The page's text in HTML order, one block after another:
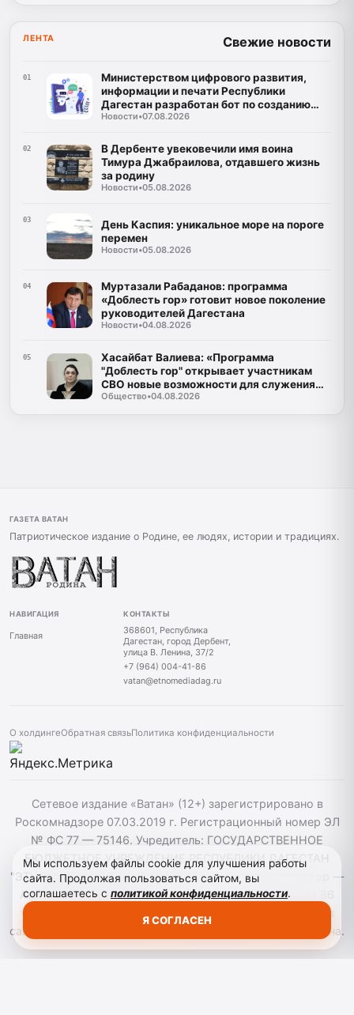
ЛЕНТА Свежие новости
01
Министерством цифрового развития,
информации и печати Республики
Дагестан разработан бот по созданию
корпусов национальных языков народов
Новости•07.08.2026
02
В Дербенте увековечили имя воина
Тимура Джабраилова, отдавшего жизнь
за родину
Новости•05.08.2026
03
День Каспия: уникальное море на пороге
перемен
Новости•05.08.2026
04
Муртазали Рабаданов: программа
«Доблесть гор» готовит новое поколение
руководителей Дагестана
Новости•04.08.2026
05
Хасайбат Валиева: «Программа
"Доблесть гор" открывает участникам
СВО новые возможности для служения
Дагестану»
Общество•04.08.2026
ГАЗЕТА ВАТАН
Патриотическое издание о Родине, ее людях, истории и традициях.
НАВИГАЦИЯ
Главная
КОНТАКТЫ
368601, Республика
Дагестан, город Дербент,
улица В. Ленина, 37/2
+7 (964) 004-41-86
vatan@etnomediadag.ru
О холдингеОбратная связьПолитика конфиденциальности
Сетевое издание «Ватан» (12+) зарегистрировано в
Роскомнадзоре 07.03.2019 г. Регистрационный номер ЭЛ
№ ФС 77 — 75146. Учредитель: ГОСУДАРСТВЕННОЕ
БЮДЖЕТНОЕ УЧРЕЖДЕНИЕ РЕСПУБЛИКИ ДАГЕСТАН
"ЭТНОМЕДИАХОЛДИНГ "ДАГЕСТАН". Главный редактор —
Аврумов Моисей Давидович, Телефон: +7964 004 41 86
vatan@etnomediadag.ru При использовании материалов
сайта активная гиперссылка на gazetavatan.ru обязательна.
Мы используем файлы cookie для улучшения работы
сайта. Продолжая пользоваться сайтом, вы
соглашаетесь с политикой конфиденциальности.
Я СОГЛАСЕН